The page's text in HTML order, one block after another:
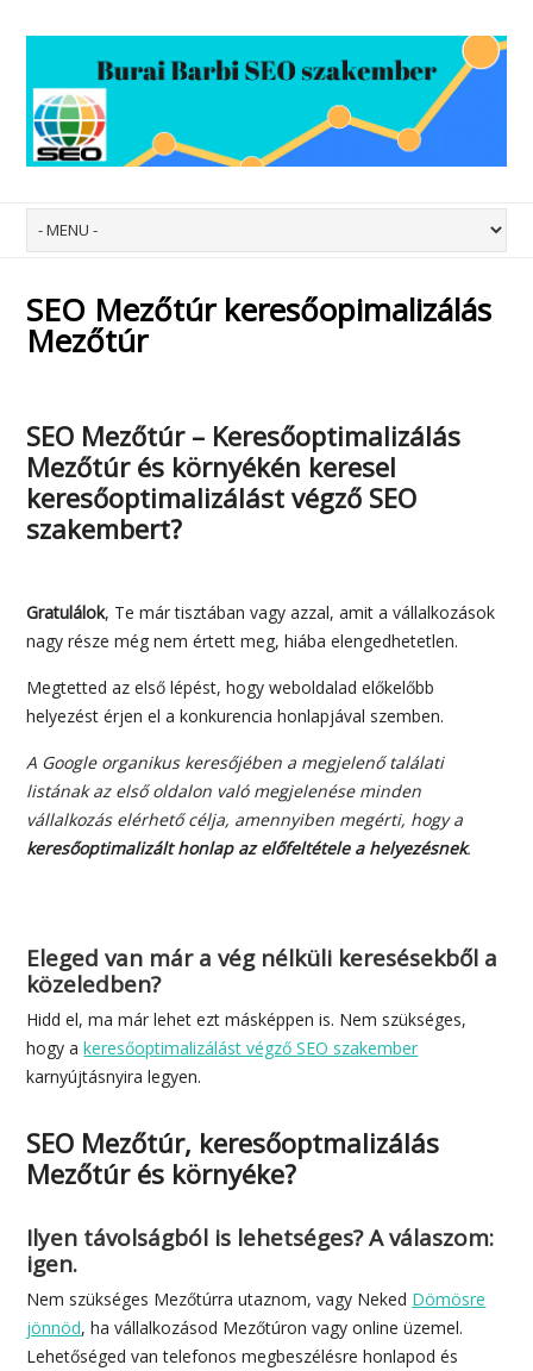
SEO Mezőtúr keresőopimalizálás
Mezőtúr
SEO Mezőtúr – Keresőoptimalizálás
Mezőtúrés környékén keresel
keresőoptimalizálást végző SEO
szakembert?
Gratulálok, Te már tisztában vagy azzal, amit a vállalkozások
nagy része még nem értett meg, hiába elengedhetetlen.
Megtetted az első lépést, hogy weboldalad előkelőbb
helyezést érjen el a konkurencia honlapjával szemben.
A Google organikus keresőjében a megjelenő találati
listának az első oldalon való megjelenése minden
vállalkozás elérhető célja, amennyiben megérti, hogy a
keresőoptimalizált honlap az előfeltétele a helyezésnek.
Eleged van már a vég nélküli keresésekből a
közeledben?
Hidd el, ma már lehet ezt másképpen is. Nem szükséges,
hogy akeresőoptimalizálást végző SEO szakember
karnyújtásnyira legyen.
SEO Mezőtúr, keresőoptmalizálás
Mezőtúr és környéke?
Ilyen távolságból is lehetséges? A válaszom:
igen.
Nem szükséges Mezőtúrra utaznom, vagy Neked Dömösre
jönnöd, ha vállalkozásod Mezőtúron vagy online üzemel.
Lehetőséged van telefonos megbeszélésre honlapod és